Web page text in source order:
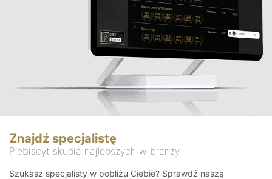
Znajdź specjalistę
Plebiscyt skupia najlepszych w branży
Szukasz specjalisty w pobliżu Ciebie? Sprawdź naszą